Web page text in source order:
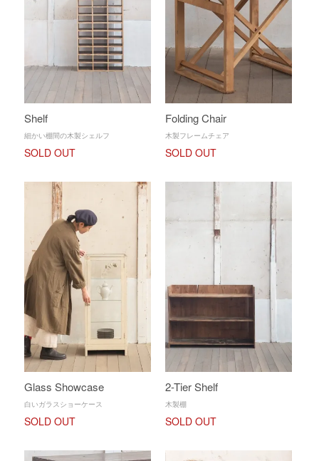
Shelf
細かい棚間の木製シェルフ
SOLD OUT
Folding Chair
木製フレームチェア
SOLD OUT
Glass Showcase
白いガラスショーケース
SOLD OUT
2-Tier Shelf
木製棚
SOLD OUT